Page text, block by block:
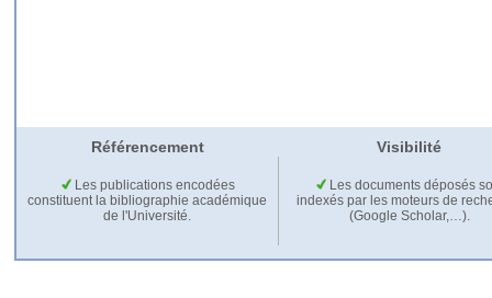
Référencement Visibilité
Les publications encodées
constituent la bibliographie académique
de l'Université.
Les documents déposés
indexés par les moteurs de
(Google Scholar,…).